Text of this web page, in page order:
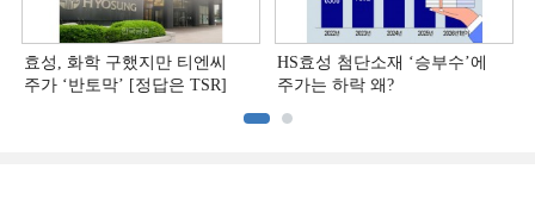
효성, 화학 구했지만 티엔씨
주가 ‘반토막’ [정답은 TSR]
HS효성 첨단소재 ‘승부수’에
주가는 하락 왜?